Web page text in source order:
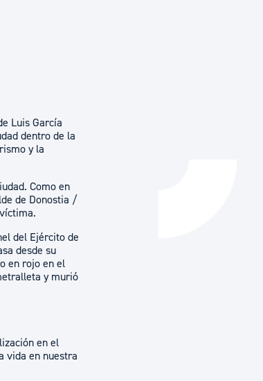
Luis García
dentro de la
y la
Como en
de Donostia /
del Ejército de
desde su
en rojo en el
y murió
en el
vida en nuestra